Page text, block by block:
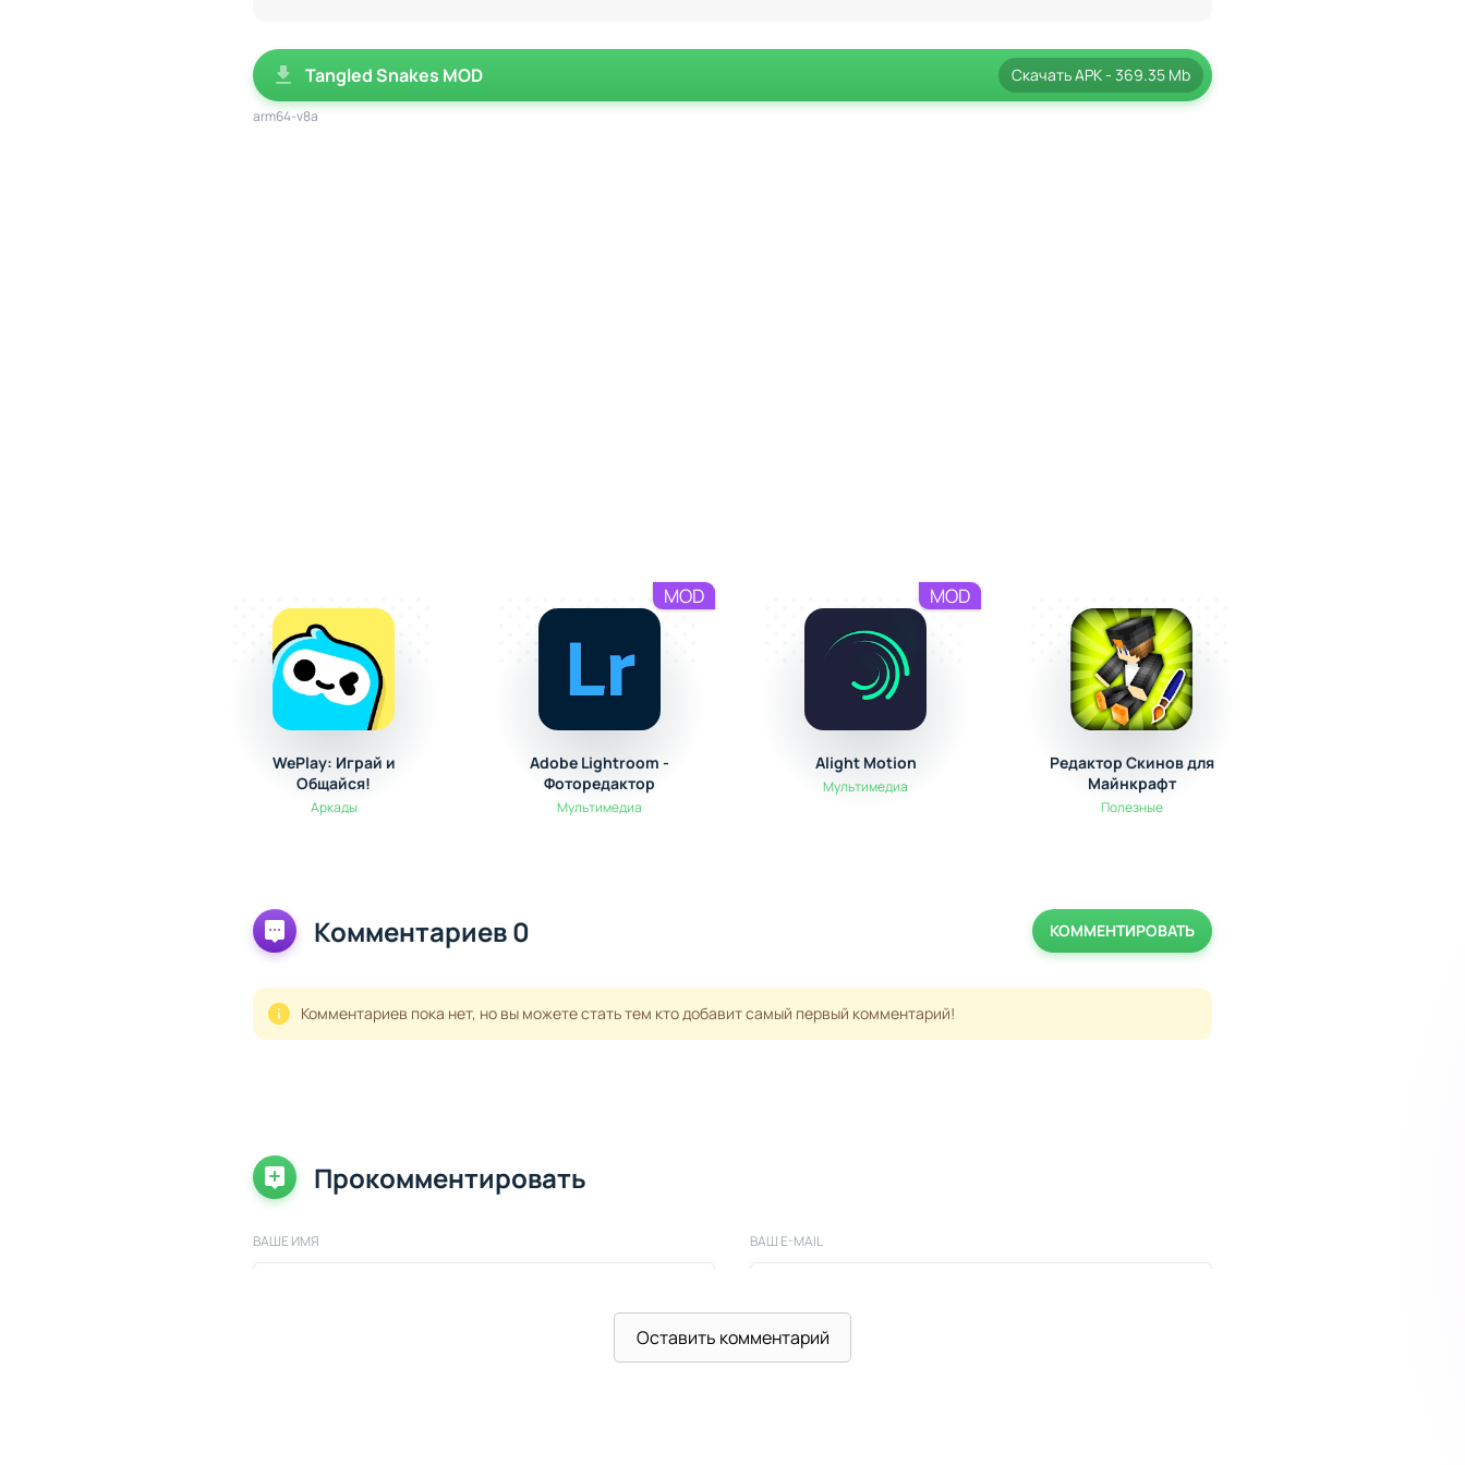
Tangled Snakes MOD СкачатьAPK- 369.35 Mb
arm64-v8a
WePlay: Играй и
Общайся!
Аркады
Adobe Lightroom -
Фоторедактор
Мультимедиа
MOD
Alight Motion
Мультимедиа
MOD
Редактор Скинов для
Майнкрафт
Полезные
Комментариев 0 КОММЕНТИРОВАТЬ
Комментариев пока нет, но вы можете стать тем кто добавит самый первый комментарий!
Прокомментировать
ВАШЕ ИМЯ ВАШ E-MAIL
Оставить комментарий